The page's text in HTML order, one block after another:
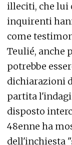
illeciti, che lui
inquirenti
come
Teulié, anche
potrebbe
dichiarazioni
partita
disposto
48enne ha
dell'inchiesta